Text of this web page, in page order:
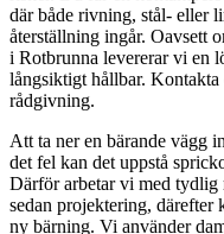
där både rivning, stål- eller
återställning ingår. Oavsett
i Rotbrunna levererar vi en
långsiktigt hållbar. Kontakta
rådgivning.
Att ta ner en bärande vägg
det fel kan det uppstå
Därför arbetar vi med
sedan projektering,
ny bärning. Vi använder